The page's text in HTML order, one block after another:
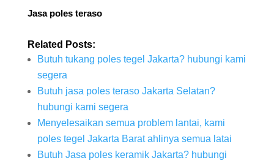
Jasa poles teraso
Related Posts:
Butuh tukang poles tegel Jakarta? hubungi kami
segera
Butuh jasa poles teraso Jakarta Selatan?
hubungi kami segera
Menyelesaikan semua problem lantai, kami
poles tegel Jakarta Barat ahlinya semua latai
Butuh Jasa poles keramik Jakarta? hubungi